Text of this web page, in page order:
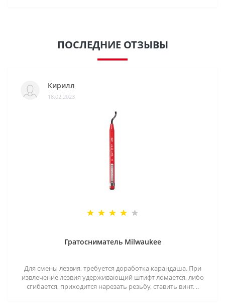
ПОСЛЕДНИЕ ОТЗЫВЫ
Кирилл
18.02.2023
Гратосниматель Milwaukee
Для смены лезвия, требуется доработка карандаша. При
извлечение лезвия удерживающий штифт ломается, либо
сгибается, приходится нарезать резьбу, ставить винт. ..